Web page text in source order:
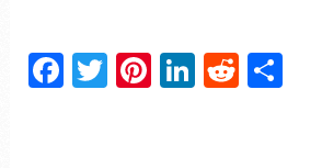
Facebook
TwitterPinterest
LinkedIn
Reddit